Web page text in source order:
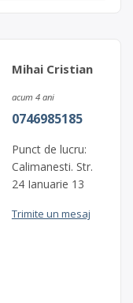
Mihai Cristian
acum 4 ani
0746985185
Punct de lucru:
Calimanesti. Str.
24 Ianuarie 13
Trimite un mesaj